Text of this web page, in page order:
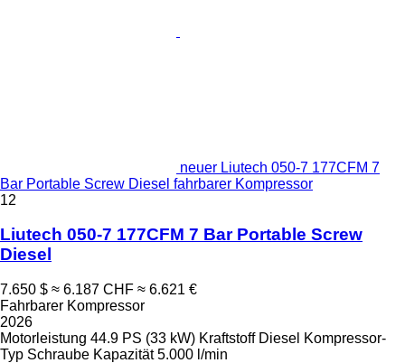
neuer Liutech 050-7 177CFM 7
Bar Portable Screw Diesel fahrbarer Kompressor
12
Liutech 050-7 177CFM 7 Bar Portable Screw
Diesel
7.650 $ ≈ 6.187 CHF ≈ 6.621 €
Fahrbarer Kompressor
2026
Motorleistung 44.9 PS (33 kW) Kraftstoff Diesel Kompressor-
Typ Schraube Kapazität 5.000 l/min